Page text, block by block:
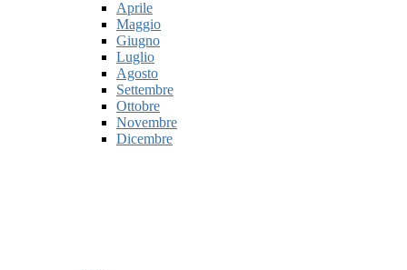
Aprile
Maggio
Giugno
Luglio
Agosto
Settembre
Ottobre
Novembre
Dicembre